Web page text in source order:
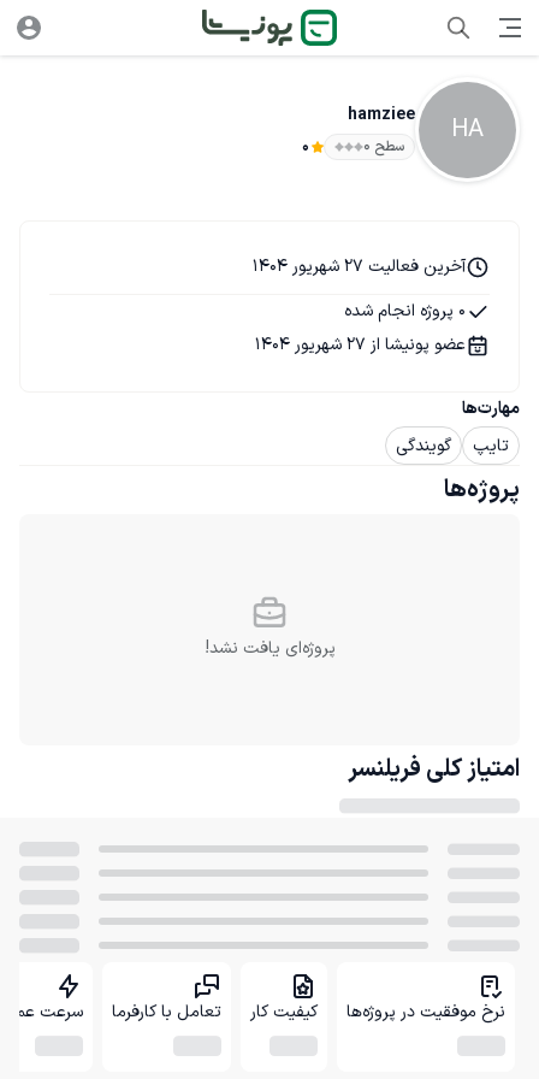
HA
hamziee
سطح ۰ 0
مهارت‌ها
تایپ
گویندگی
آخرین فعالیت 27 شهریور 1404
0 پروژه انجام شده
عضو پونیشا از 27 شهریور 1404
پروژه‌ها
پروژه‌ای یافت نشد!
امتیاز کلی فریلنسر
نرخ موفقیت در پروژه‌ها کیفیت کار تعامل با کارفرما سرعت عمل